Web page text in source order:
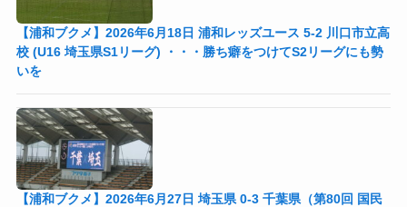
【浦和ブクメ】2026年6月18日 浦和レッズユース 5-2 川口市立高
校 (U16 埼玉県S1リーグ) ・・・勝ち癖をつけてS2リーグにも勢
いを
【浦和ブクメ】2026年6月27日 埼玉県 0-3 千葉県（第80回 国民